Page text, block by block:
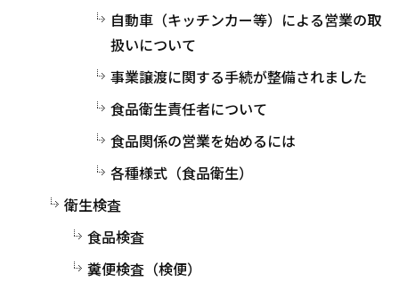
自動車（キッチンカー等）による営業の取
扱いについて
事業譲渡に関する手続が整備されました
食品衛生責任者について
食品関係の営業を始めるには
各種様式（食品衛生）
衛生検査
食品検査
糞便検査（検便）